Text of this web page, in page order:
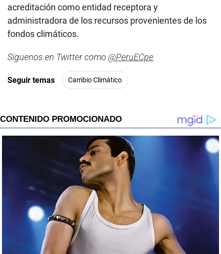
acreditación como entidad receptora y
administradora de los recursos provenientes de los
fondos climáticos.
Síguenos en Twitter como @PeruECpe
Seguir temas Cambio Climático